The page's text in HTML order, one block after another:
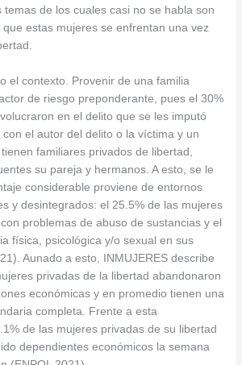
de los cuales casi no se habla son
que estas mujeres se enfrentan una vez
el contexto. Provenir de una familia
de riesgo preponderante, pues el 30%
en el delito que se les imputó
el autor del delito o la víctima y un
familiares privados de libertad,
su pareja y hermanos. A esto, se le
considerable proviene de entornos
y desintegrados: el 25.5% de las mujeres
problemas de abuso de sustancias y el
física, psicológica y/o sexual en sus
Aunado a esto, INMUJERES describe
privadas de la libertad abandonaron
económicas y en promedio tienen una
completa. Frente a esta
de las mujeres privadas de su libertad
dependientes económicos la semana